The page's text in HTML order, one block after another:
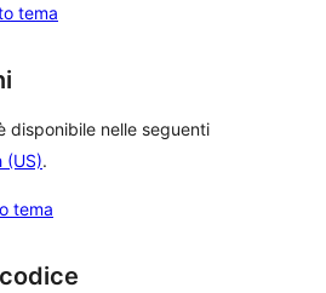
tema
disponibile nelle seguenti
(US).
tema